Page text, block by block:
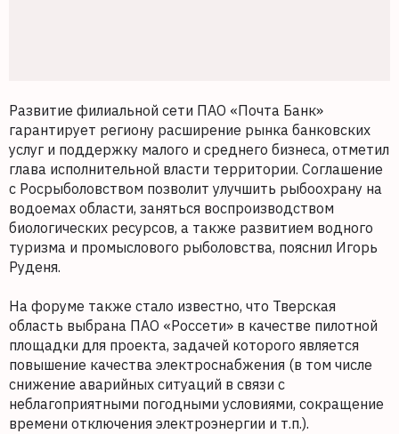
Развитие филиальной сети ПАО «Почта Банк»
гарантирует региону расширение рынка банковских
услуг и поддержку малого и среднего бизнеса, отметил
глава исполнительной власти территории. Соглашение
с Росрыболовством позволит улучшить рыбоохрану на
водоемах области, заняться воспроизводством
биологических ресурсов, а также развитием водного
туризма и промыслового рыболовства, пояснил Игорь
Руденя.
На форуме также стало известно, что Тверская
область выбрана ПАО «Россети» в качестве пилотной
площадки для проекта, задачей которого является
повышение качества электроснабжения (в том числе
снижение аварийных ситуаций в связи с
неблагоприятными погодными условиями, сокращение
времени отключения электроэнергии и т.п.).